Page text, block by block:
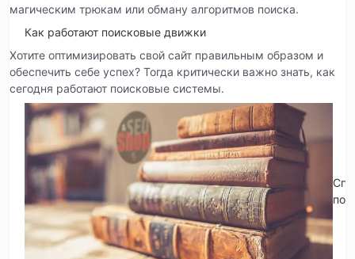
магическим трюкам или обману алгоритмов поиска.
Как работают поисковые движки
Хотите оптимизировать свой сайт правильным образом и
обеспечить себе успех? Тогда критически важно знать, как
сегодня работают поисковые системы.
по